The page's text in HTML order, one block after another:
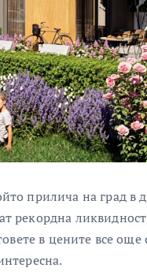
прилича на град в
рекордна
в цените все